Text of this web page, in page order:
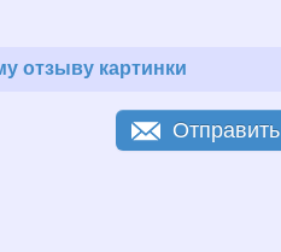
отзыву картинки
Отправить